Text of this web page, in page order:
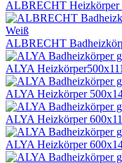
ALBRECHT Heizkörper
ALBRECHT
ALYA
ALYA Heizkörper
ALYA Heizkörper
ALYA Heizkörper